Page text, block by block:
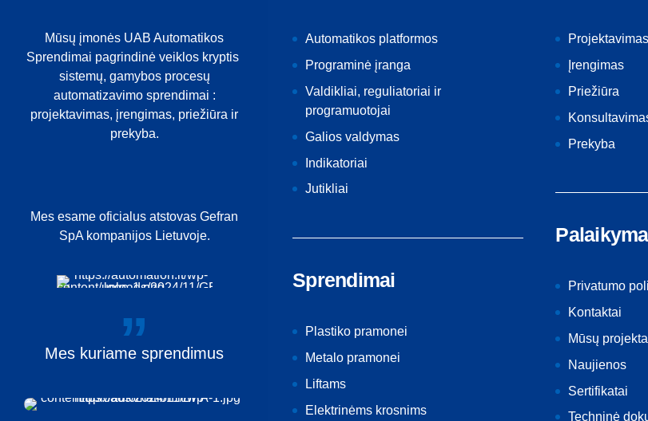
Mūsų įmonės UAB Automatikos
Sprendimai pagrindinė veiklos kryptis
sistemų, gamybos procesų
automatizavimo sprendimai :
projektavimas, įrengimas, priežiūra ir
prekyba.
Mes esame oficialus atstovas Gefran
SpA kompanijos Lietuvoje.
Mes kuriame sprendimus
Automatikos platformos
Programinė įranga
Valdikliai, reguliatoriai ir
programuotojai
Galios valdymas
Indikatoriai
Jutikliai
Sprendimai
Plastiko pramonei
Metalo pramonei
Liftams
Elektrinėms krosnims
Projektavimas
Įrengimas
Priežiūra
Prekyba
Privatumo
Kontaktai
Mūsų
Naujienos
Sertifikatai
Techninė